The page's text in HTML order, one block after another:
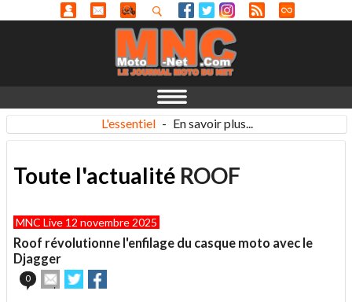
L'essentiel - En savoir plus...
Toute l'actualité ROOF
MNC Live 12 novembre 2025
Roof révolutionne l'enfilage du casque moto avec le
Djagger
0
Envoyer
cet
Partager
sur sur